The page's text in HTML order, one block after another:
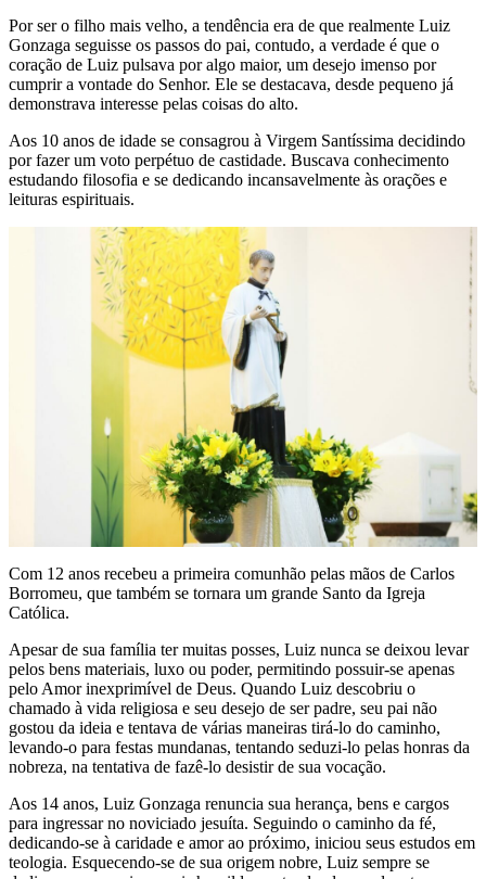
Por ser o filho mais velho, a tendência era de que realmente Luiz
Gonzaga seguisse os passos do pai, contudo, a verdade é que o
coração de Luiz pulsava por algo maior, um desejo imenso por
cumprir a vontade do Senhor. Ele se destacava, desde pequeno já
demonstrava interesse pelas coisas do alto.
Aos 10 anos de idade se consagrou à Virgem Santíssima decidindo
por fazer um voto perpétuo de castidade. Buscava conhecimento
estudando filosofia e se dedicando incansavelmente às orações e
leituras espirituais.
Com 12 anos recebeu a primeira comunhão pelas mãos de Carlos
Borromeu, que também se tornara um grande Santo da Igreja
Católica.
Apesar de sua família ter muitas posses, Luiz nunca se deixou levar
pelos bens materiais, luxo ou poder, permitindo possuir-se apenas
pelo Amor inexprimível de Deus. Quando Luiz descobriu o
chamado à vida religiosa e seu desejo de ser padre, seu pai não
gostou da ideia e tentava de várias maneiras tirá-lo do caminho,
levando-o para festas mundanas, tentando seduzi-lo pelas honras da
nobreza, na tentativa de fazê-lo desistir de sua vocação.
Aos 14 anos, Luiz Gonzaga renuncia sua herança, bens e cargos
para ingressar no noviciado jesuíta. Seguindo o caminho da fé,
dedicando-se à caridade e amor ao próximo, iniciou seus estudos em
teologia. Esquecendo-se de sua origem nobre, Luiz sempre se